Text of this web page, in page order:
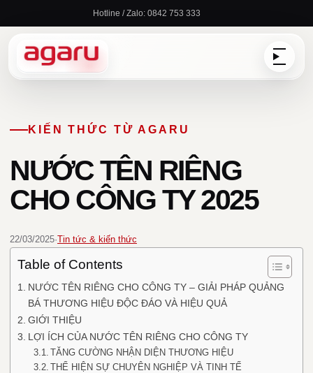
nội
Hotline / Zalo: 0842 753 333
KIẾN THỨC TỪ AGARU
NƯỚC TÊN RIÊNG
CHO CÔNG TY 2025
22/03/2025·Tin tức & kiến thức
Table of Contents
NƯỚC TÊN RIÊNG CHO CÔNG TY – GIẢI PHÁP QUẢNG
BÁ THƯƠNG HIỆU ĐỘC ĐÁO VÀ HIỆU QUẢ
GIỚI THIỆU
LỢI ÍCH CỦA NƯỚC TÊN RIÊNG CHO CÔNG TY
TĂNG CƯỜNG NHẬN DIỆN THƯƠNG HIỆU
THỂ HIỆN SỰ CHUYÊN NGHIỆP VÀ TINH TẾ